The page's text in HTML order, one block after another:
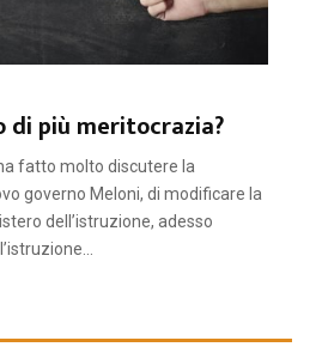
di più meritocrazia?
fatto molto discutere la
governo Meloni, di modificare la
dell’istruzione, adesso